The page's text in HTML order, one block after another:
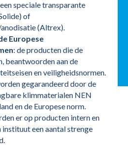
speciale transparante
of
(Altrex).
Europese
: de producten die de
beantwoorden aan de
en veiligheidsnormen.
gegarandeerd door de
klimmaterialen NEN
en de Europese norm.
er op producten intern en
instituut een aantal strenge